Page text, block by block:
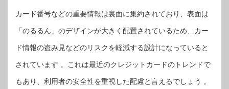
カード番号などの重要情報は裏面に集約されており、表面は
「のるるん」のデザインが大きく配置されているため、カー
ド情報の盗み見などのリスクを軽減する設計になっていると
されています 。これは最近のクレジットカードのトレンドで
もあり、利用者の安全性を重視した配慮と言えるでしょう 。